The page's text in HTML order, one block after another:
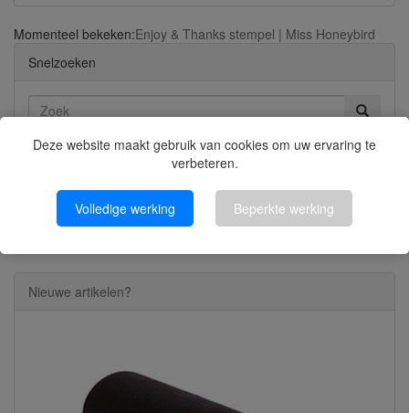
Deze website maakt gebruik van cookies om uw ervaring te
verbeteren.
Volledige werking Beperkte werking
Momenteel bekeken:Enjoy & Thanks stempel | Miss Honeybird
Snelzoeken
Gebruik sleutelwoorden om het artikel te zoeken.
Nieuwe artikelen?